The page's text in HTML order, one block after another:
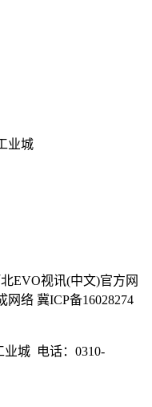
业城
北EVO视讯(中文)官方网
络 冀ICP备16028274
业城 电话：0310-